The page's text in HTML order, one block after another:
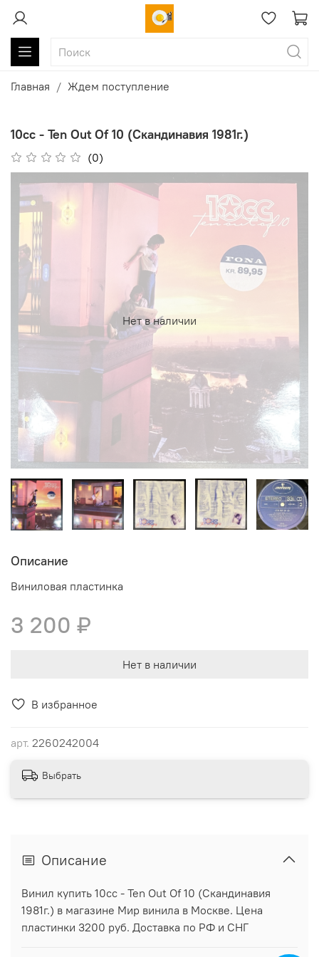
Главная Ждем поступление
10cc - Ten Out Of 10 (Скандинавия 1981г.)
(0)
В избранное
арт. 2260242004
Нет в наличии
Описание
Виниловая пластинка
3 200 ₽
Нет в наличии
Выбрать
Описание
Винил купить 10cc - Ten Out Of 10 (Скандинавия
1981г.) в магазине Мир винила в Москве. Цена
пластинки 3200 руб. Доставка по РФ и СНГ